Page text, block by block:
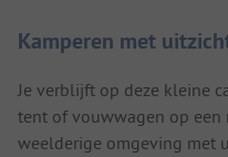
Kamperen met
Je verblijft op deze kleine
tent of vouwwagen op een
weelderige omgeving met